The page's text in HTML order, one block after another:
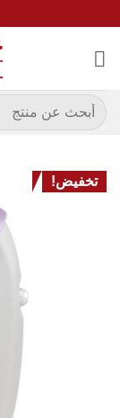
البحث
عن:
تخفيض!